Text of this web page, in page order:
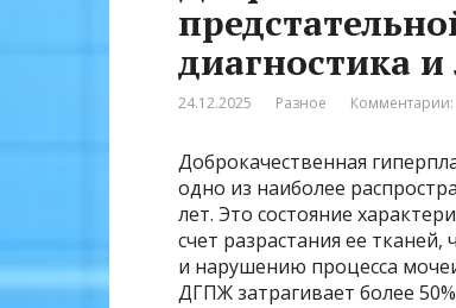
диагностика и
24.12.2025 Разное Комментарии:
Доброкачественная
одно из наиболее
лет. Это состояние
счет разрастания ее
и нарушению процесса
ДГПЖ затрагивает более